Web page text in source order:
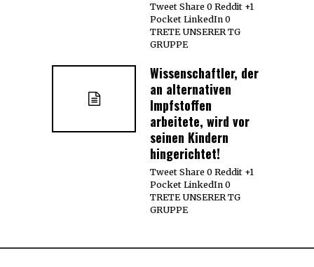
Tweet Share 0 Reddit +1
Pocket LinkedIn 0
TRETE UNSERER TG
GRUPPE
Wissenschaftler, der
an alternativen
Impfstoffen
arbeitete, wird vor
seinen Kindern
hingerichtet!
Tweet Share 0 Reddit +1
Pocket LinkedIn 0
TRETE UNSERER TG
GRUPPE